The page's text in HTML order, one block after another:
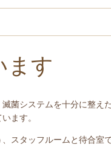
ます
菌システムを十分に整え
ます。
スタッフルームと待合室